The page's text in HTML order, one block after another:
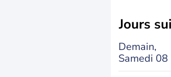
jours
Demain,
Samedi 08